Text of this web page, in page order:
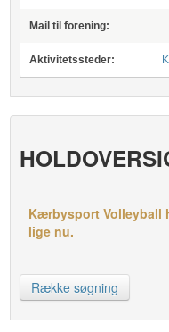
Mail til forening:
Aktivitetssteder:
Kærbysport Volleyball
lige nu.
Række søgning